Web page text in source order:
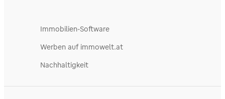
Immobilien-Software
Werben auf immowelt.at
Nachhaltigkeit